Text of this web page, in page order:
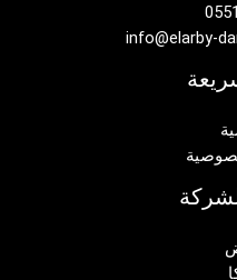
info@elarby-